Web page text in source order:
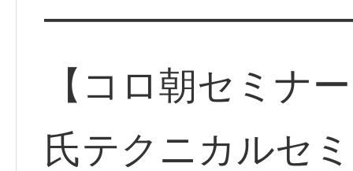
【コロ朝セミナ
氏テクニカルセ